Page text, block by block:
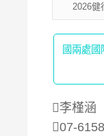
2026健
國兩處
李槿涵
07-